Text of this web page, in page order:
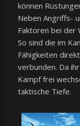
können
Neben Angriffs-
Faktoren bei der
So sind die im
Fähigkeiten
verbunden. Da
Kampf frei
taktische Tiefe.